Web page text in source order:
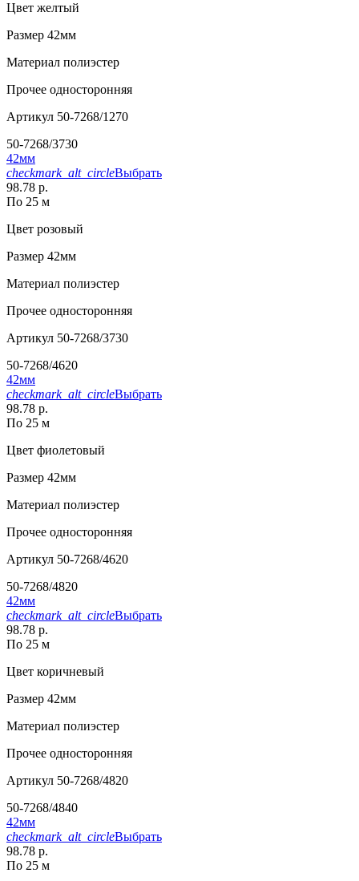
Цвет желтый
Размер 42мм
Материал полиэстер
Прочее односторонняя
Артикул 50-7268/1270
50-7268/3730
42мм
checkmark_alt_circleВыбрать
98.78 р.
По 25 м
Цвет розовый
Размер 42мм
Материал полиэстер
Прочее односторонняя
Артикул 50-7268/3730
50-7268/4620
42мм
checkmark_alt_circleВыбрать
98.78 р.
По 25 м
Цвет фиолетовый
Размер 42мм
Материал полиэстер
Прочее односторонняя
Артикул 50-7268/4620
50-7268/4820
42мм
checkmark_alt_circleВыбрать
98.78 р.
По 25 м
Цвет коричневый
Размер 42мм
Материал полиэстер
Прочее односторонняя
Артикул 50-7268/4820
50-7268/4840
42мм
checkmark_alt_circleВыбрать
98.78 р.
По 25 м